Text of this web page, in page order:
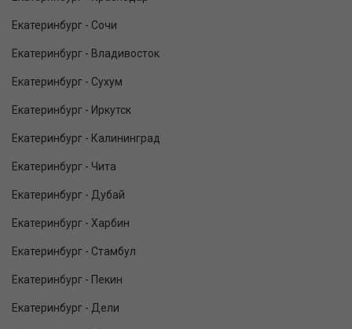
Екатеринбург - Сочи
Екатеринбург - Владивосток
Екатеринбург - Сухум
Екатеринбург - Иркутск
Екатеринбург - Калининград
Екатеринбург - Чита
Екатеринбург - Дубай
Екатеринбург - Харбин
Екатеринбург - Стамбул
Екатеринбург - Пекин
Екатеринбург - Дели